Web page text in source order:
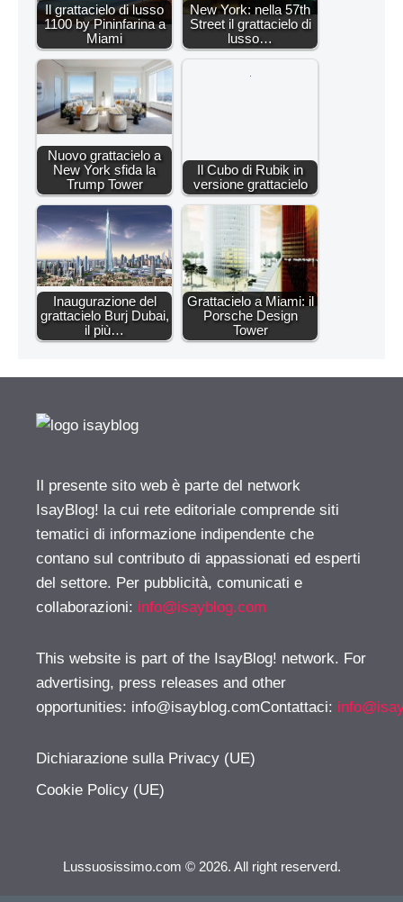
Il grattacielo di lusso
1100 by Pininfarina a
Miami
New York: nella 57th
Street il grattacielo di
lusso…
Nuovo grattacielo a
New York sfida la
Trump Tower
Il Cubo di Rubik in
versione grattacielo
Inaugurazione del
grattacielo Burj Dubai,
il più…
Grattacielo a Miami: il
Porsche Design
Tower
Il presente sito web è parte del network
IsayBlog! la cui rete editoriale comprende siti
tematici di informazione indipendente che
contano sul contributo di appassionati ed esperti
del settore. Per pubblicità, comunicati e
collaborazioni: info@isayblog.com
This website is part of the IsayBlog! network. For
advertising, press releases and other
opportunities: info@isayblog.comContattaci:
Dichiarazione sulla Privacy (UE)
Cookie Policy (UE)
Lussuosissimo.com © 2026. All right reserverd.